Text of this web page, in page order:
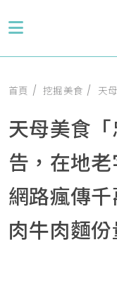
首頁 挖掘美食 天母美
天母美食
告，在地
網路瘋傳
肉牛肉麵